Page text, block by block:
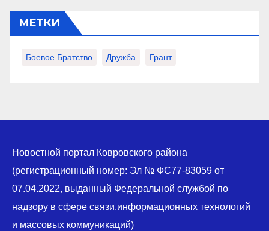
МЕТКИ
Боевое Братство Дружба Грант
Новостной портал Ковровского района
(регистрационный номер: Эл № ФС77-83059 от
07.04.2022, выданный Федеральной службой по
надзору в сфере связи,информационных технологий
и массовых коммуникаций)